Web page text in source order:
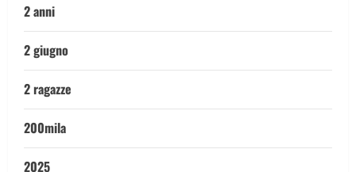
2 anni
2 giugno
2 ragazze
200mila
2025